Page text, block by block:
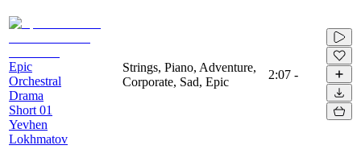
Epic
Orchestral
Drama
Short 01
Yevhen
Lokhmatov
Strings, Piano, Adventure,
Corporate, Sad, Epic
2:07 -